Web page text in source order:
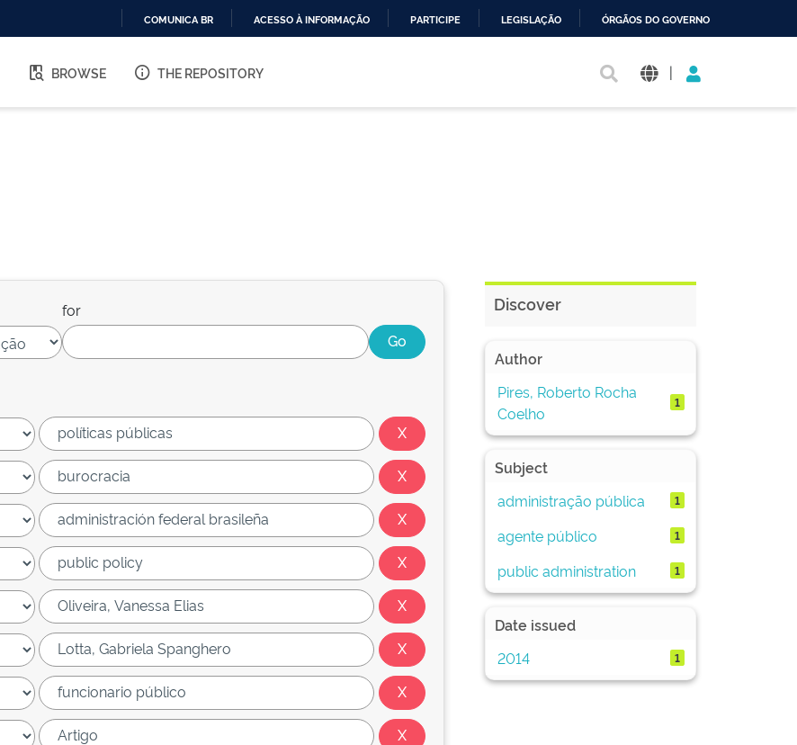
O
COMUNICA BR ACESSO À INFORMAÇÃO PARTICIPE LEGISLAÇÃO ÓRGÃOS DO GOVERNO
BROWSE THE REPOSITORY |
for Discover
Author
Pires, Roberto Rocha
Coelho
1
Subject
administração pública
1
agente público 1
public administration 1
Date issued
2014
1